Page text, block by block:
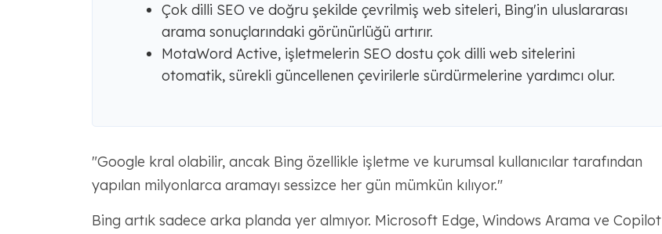
Çok dilli SEO ve doğru şekilde çevrilmiş web siteleri, Bing'in uluslararası
arama sonuçlarındaki görünürlüğü artırır.
MotaWord Active, işletmelerin SEO dostu çok dilli web sitelerini
otomatik, sürekli güncellenen çevirilerle sürdürmelerine yardımcı olur.
"Google kral olabilir, ancak Bing özellikle işletme ve kurumsal kullanıcılar tarafından
yapılan milyonlarca aramayı sessizce her gün mümkün kılıyor."
Bing artık sadece arka planda yer almıyor. Microsoft Edge, Windows Arama ve Copilot